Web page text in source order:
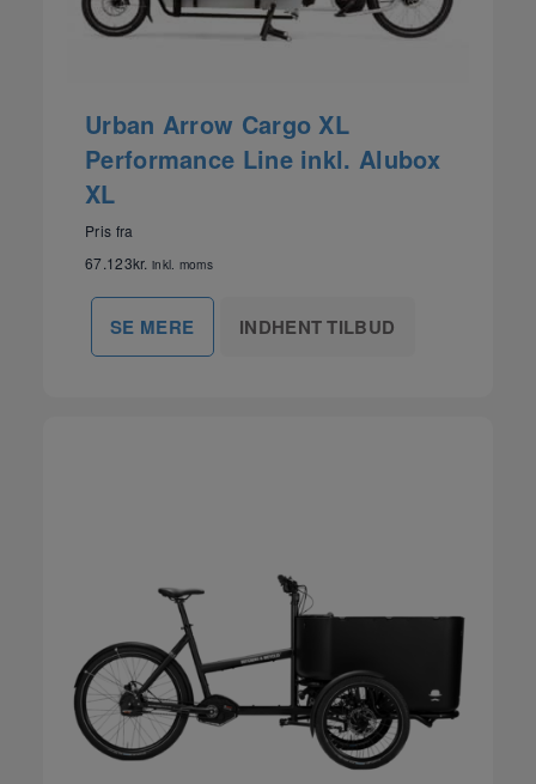
Urban Arrow Cargo XL
Performance Line inkl. Alubox
XL
Pris fra
67.123kr. inkl. moms
SE MERE INDHENT TILBUD